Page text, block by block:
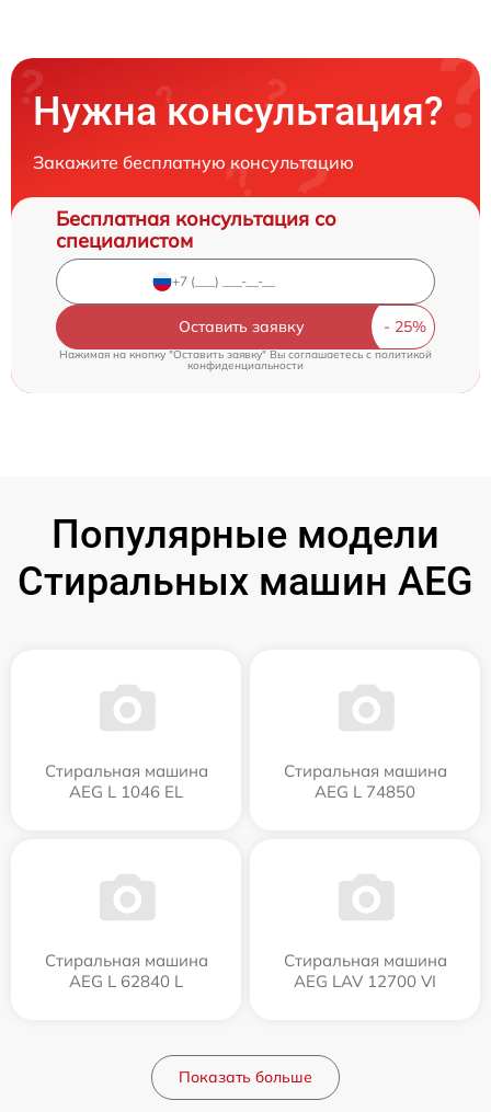
Нужна консультация?
Закажите бесплатную консультацию
Бесплатная консультация со
специалистом
Оставить заявку
Нажимая на кнопку "Оставить заявку" Вы соглашаетесь cполитикой
конфиденциальности
Популярные модели
Стиральных машин AEG
Стиральная машина
AEG L 1046 EL
Стиральная машина
AEG L 74850
Стиральная машина
AEG L 62840 L
Стиральная машина
AEG LAV 12700 VI
Показать больше